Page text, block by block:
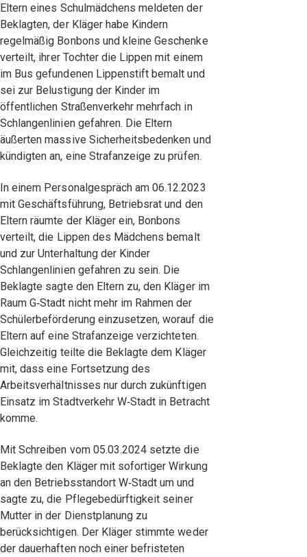
Eltern eines Schulmädchens meldeten der
Beklagten, der Kläger habe Kindern
regelmäßig Bonbons und kleine Geschenke
verteilt, ihrer Tochter die Lippen mit einem
im Bus gefundenen Lippenstift bemalt und
sei zur Belustigung der Kinder im
öffentlichen Straßenverkehr mehrfach in
Schlangenlinien gefahren. Die Eltern
äußerten massive Sicherheitsbedenken und
kündigten an, eine Strafanzeige zu prüfen.
In einem Personalgespräch am 06.12.2023
mit Geschäftsführung, Betriebsrat und den
Eltern räumte der Kläger ein, Bonbons
verteilt, die Lippen des Mädchens bemalt
und zur Unterhaltung der Kinder
Schlangenlinien gefahren zu sein. Die
Beklagte sagte den Eltern zu, den Kläger im
Raum G‑Stadt nicht mehr im Rahmen der
Schülerbeförderung einzusetzen, worauf die
Eltern auf eine Strafanzeige verzichteten.
Gleichzeitig teilte die Beklagte dem Kläger
mit, dass eine Fortsetzung des
Arbeitsverhältnisses nur durch zukünftigen
Einsatz im Stadtverkehr W‑Stadt in Betracht
komme.
Mit Schreiben vom 05.03.2024 setzte die
Beklagte den Kläger mit sofortiger Wirkung
an den Betriebsstandort W‑Stadt um und
sagte zu, die Pflegebedürftigkeit seiner
Mutter in der Dienstplanung zu
berücksichtigen. Der Kläger stimmte weder
der dauerhaften noch einer befristeten